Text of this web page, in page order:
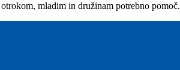
mladim in družinam potrebno pomoč.